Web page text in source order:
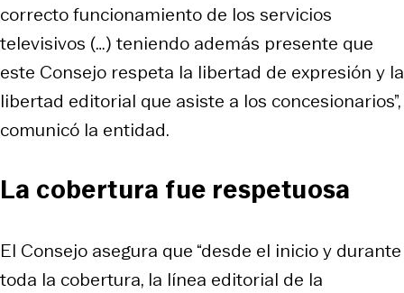
correcto funcionamiento de los servicios
televisivos (…) teniendo además presente que
este Consejo respeta la libertad de expresión y la
libertad editorial que asiste a los concesionarios”,
comunicó la entidad.
La cobertura fue respetuosa
El Consejo asegura que “desde el inicio y durante
toda la cobertura, la línea editorial de la